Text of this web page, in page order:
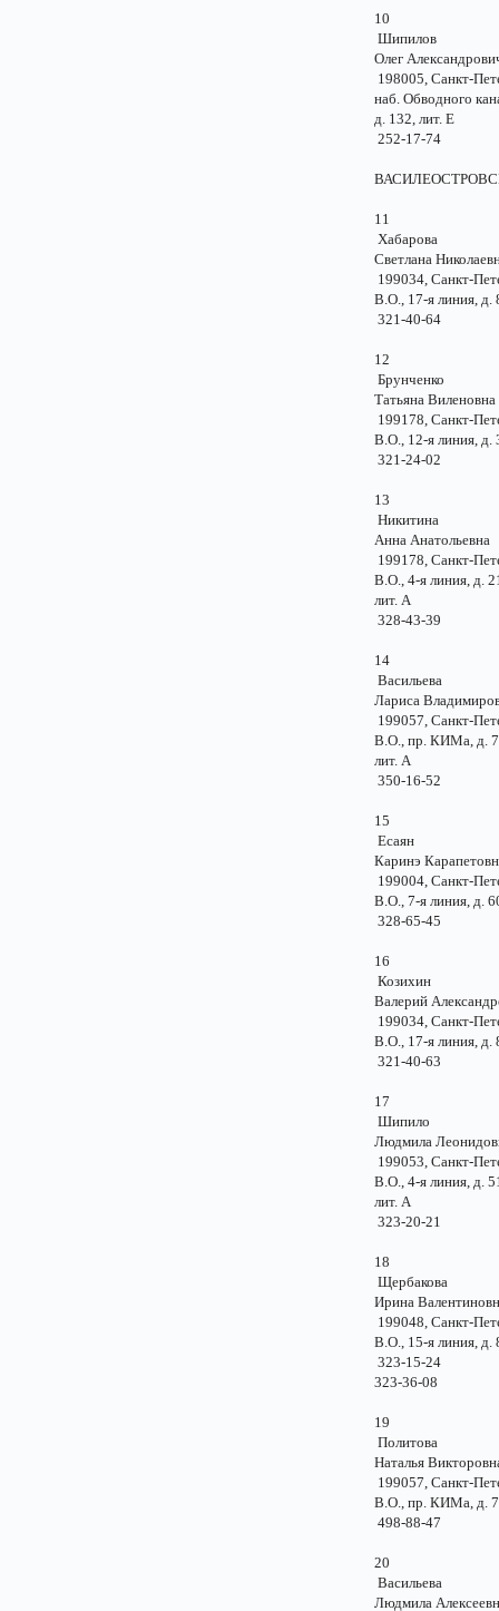
10
Шипилов
Олег
198005, Санкт-
наб. Обводного
д. 132, лит. Е
252-17-74
11
Хабарова
Светлана
199034, Санкт-
В.О., 17-я линия,
321-40-64
12
Брунченко
Татьяна
199178, Санкт-
В.О., 12-я линия,
321-24-02
13
Никитина
Анна
199178, Санкт-
В.О., 4-я линия, д.
лит. А
328-43-39
14
Васильева
Лариса
199057, Санкт-
В.О., пр. КИМа, д.
лит. А
350-16-52
15
Есаян
Каринэ
199004, Санкт-
В.О., 7-я линия,
328-65-45
16
Козихин
Валерий
199034, Санкт-
В.О., 17-я линия,
321-40-63
17
Шипило
Людмила
199053, Санкт-
В.О., 4-я линия, д.
лит. А
323-20-21
18
Щербакова
Ирина
199048, Санкт-
В.О., 15-я линия,
323-15-24
323-36-08
19
Политова
Наталья
199057, Санкт-
В.О., пр. КИМа,
498-88-47
20
Васильева
Людмила